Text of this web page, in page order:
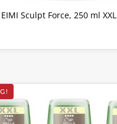
Sculpt Force, 250 ml XXL